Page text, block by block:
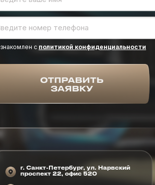
с политикой конфиденциальности
г. Санкт-Петербург, ул. Нарвский
проспект 22, офис 520